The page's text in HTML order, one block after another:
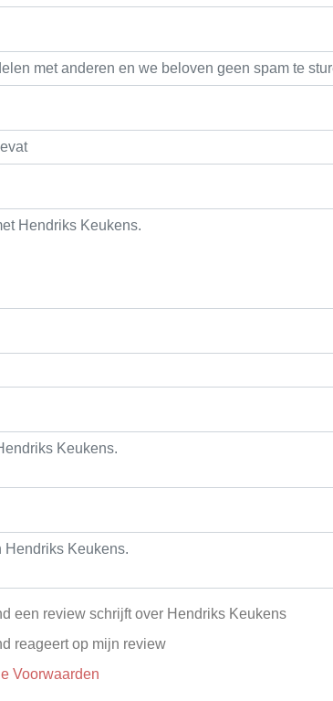
een review schrijft over Hendriks Keukens
reageert op mijn review
Voorwaarden